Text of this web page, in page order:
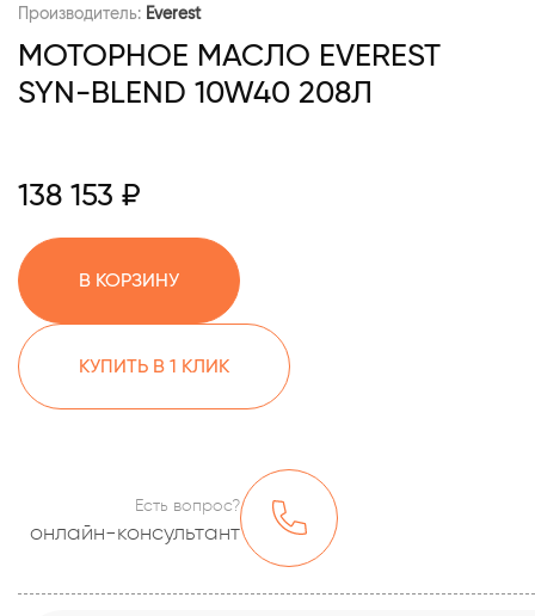
Производитель: Everest
МОТОРНОЕ МАСЛО EVEREST
SYN-BLEND 10W40 208Л
138 153 ₽
В КОРЗИНУ
КУПИТЬ В 1 КЛИК
Есть вопрос?
онлайн-консультант